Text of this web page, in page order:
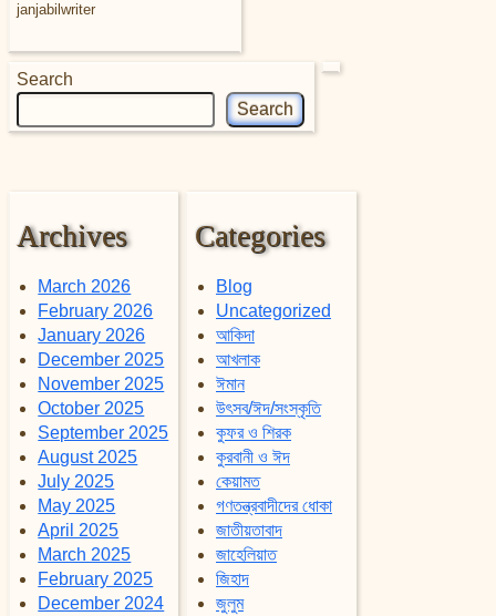
janjabilwriter
Search
Search
Archives
March 2026
February 2026
January 2026
December 2025
November 2025
October 2025
September 2025
August 2025
July 2025
May 2025
April 2025
March 2025
February 2025
December 2024
Categories
Blog
Uncategorized
আকিদা
আখলাক
ঈমান
উৎসব/ঈদ/সংস্কৃতি
কুফর ও শিরক
কুরবানী ও ঈদ
কেয়ামত
গণতন্ত্রবাদীদের ধোকা
জাতীয়তাবাদ
জাহেলিয়াত
জিহাদ
জুলুম